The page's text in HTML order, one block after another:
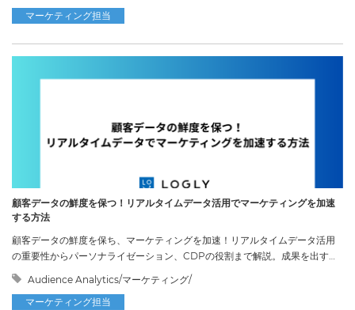
マーケティング担当
顧客データの鮮度を保つ！リアルタイムデータ活用でマーケティングを加速
する方法
顧客データの鮮度を保ち、マーケティングを加速！リアルタイムデータ活用
の重要性からパーソナライゼーション、CDPの役割まで解説。成果を出す秘
訣。
Audience Analytics/マーケティング/
マーケティング担当